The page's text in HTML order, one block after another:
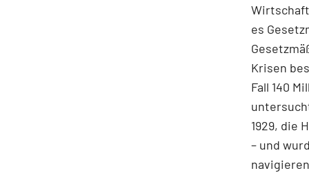
es
Krisen
Fall 140
1929, die
– und